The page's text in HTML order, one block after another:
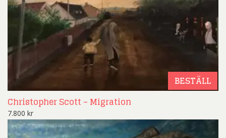
BESTÄLL
Christopher Scott – Migration
7.800 kr